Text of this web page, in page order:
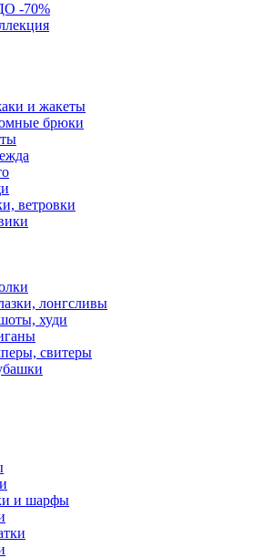
-70%
и жакеты
брюки
ветровки
лонгсливы
худи
свитеры
и шарфы